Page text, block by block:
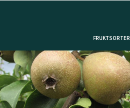
FRUKTSORTER